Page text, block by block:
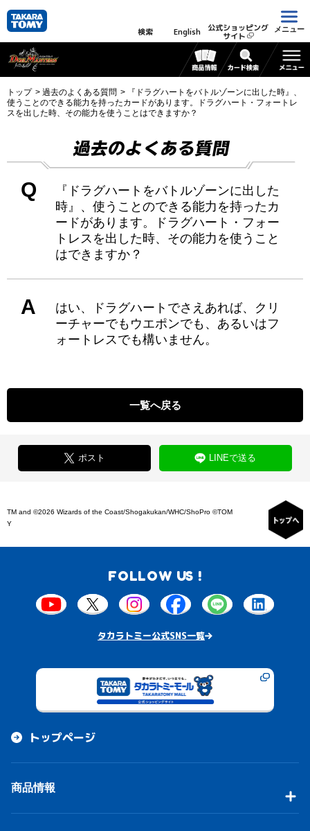
検索 English 公式ショッピング
サイト
メニュー
トップ 過去のよくある質問
『ドラグハートをバトルゾーンに出した時』、
使うことのできる能力を持ったカードがあります。ドラグハート・フォートレ
スを出した時、その能力を使うことはできますか？
過去のよくある質問
Q
『ドラグハートをバトルゾーンに出した
時』、使うことのできる能力を持ったカ
ードがあります。ドラグハート・フォー
トレスを出した時、その能力を使うこと
はできますか？
A
はい、ドラグハートでさえあれば、クリ
ーチャーでもウエポンでも、あるいはフ
ォートレスでも構いません。
一覧へ戻る
ポスト LINEで送る
TM and ©2026 Wizards of the Coast/Shogakukan/WHC/ShoPro ©TOM
Y
FOLLOW US !
タカラトミー公式SNS一覧
トップページ
商品情報